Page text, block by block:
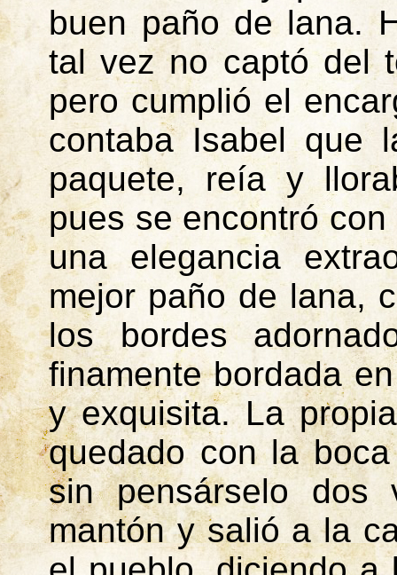
buen paño de lana.
tal vez no captó del
pero cumplió el
contaba Isabel que
paquete, reía y
pues se encontró
una elegancia
mejor paño de lana,
los bordes
finamente bordada
y exquisita. La
quedado con la
sin pensárselo
mantón y salió a la